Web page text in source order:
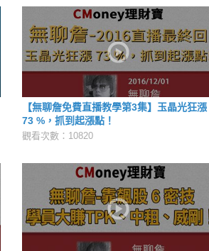
【無聊詹免費直播教學第3集】玉晶光狂漲
73 %，抓到起漲點！
觀看次數：10820